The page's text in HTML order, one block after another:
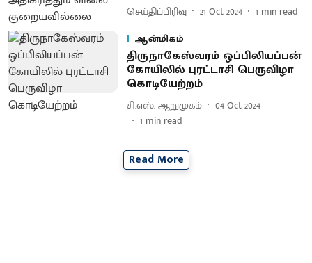
செய்திப்பிரிவு 21 Oct 2024 1 min read
ஆன்மிகம்
திருநாகேஸ்வரம் ஒப்பிலியப்பன்
கோயிலில் புரட்டாசி பெருவிழா
கொடியேற்றம்
சி.எஸ். ஆறுமுகம்
04 Oct 2024
1 min read
Read More